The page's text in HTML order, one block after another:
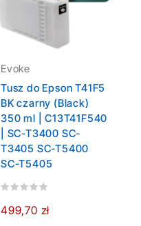
Evoke
Tusz do Epson T41F5
BK czarny (Black)
350 ml | C13T41F540
| SC-T3400 SC-
T3405 SC-T5400
SC-T5405
499,70 zł